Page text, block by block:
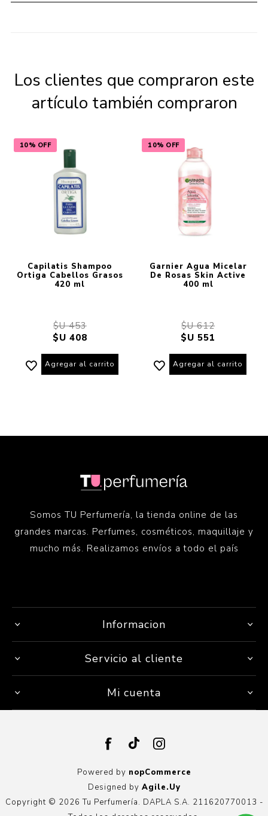
Los clientes que compraron este
artículo también compraron
10% OFF
Capilatis Shampoo
Ortiga Cabellos Grasos
420 ml
$U 453
$U 408
Agregar al carrito
10% OFF
Garnier Agua Micelar
De Rosas Skin Active
400 ml
$U 612
$U 551
Agregar al carrito
Somos TU Perfumería, la tienda online de las
grandes marcas. Perfumes, cosméticos, maquillaje y
mucho más. Realizamos envíos a todo el país
Informacion
Servicio al cliente
Mi cuenta
Powered by nopCommerce
Designed by Agile.Uy
Copyright © 2026 Tu Perfumería. DAPLA S.A. 211620770013 -